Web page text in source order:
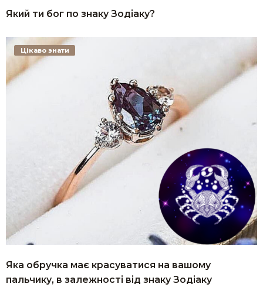
Який ти бог по знаку Зодіаку?
Яка обручка має красуватися на вашому
пальчику, в залежності від знаку Зодіаку
Цікаво знати